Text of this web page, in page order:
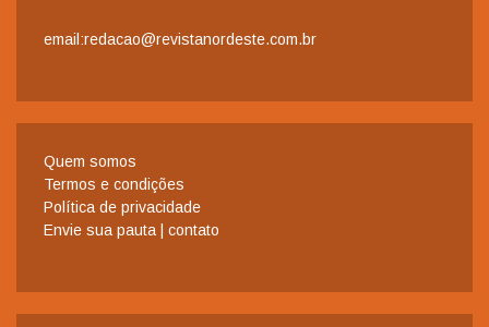
email:redacao@revistanordeste.com.br
Quem somos
Termos e condições
Política de privacidade
Envie sua pauta | contato